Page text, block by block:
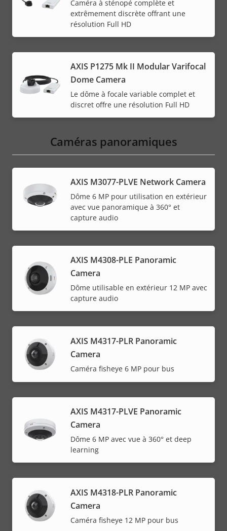
Caméra à sténopé complète et
extrêmement discrète offrant une
résolution Full HD
AXIS P1275 Mk II Modular Varifocal
Dome Camera
Le dôme à focale variable complet et
discret offre une résolution Full HD
Caméras panoramiques
AXIS M3077-PLVE Network Camera
Dôme 6 MP pour utilisation en extérieur
avec vue panoramique à 360° et
capture audio
AXIS M4308-PLE Panoramic
Camera
Dôme utilisable en extérieur 12 MP avec
capture audio
AXIS M4317-PLR Panoramic
Camera
Caméra fisheye 6 MP pour bus
AXIS M4317-PLVE Panoramic
Camera
Dôme 6 MP avec vue à 360° et deep
learning
AXIS M4318-PLR Panoramic
Camera
Caméra fisheye 12 MP pour bus